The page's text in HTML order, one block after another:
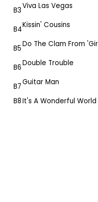
B3Viva Las Vegas
B4Kissin' Cousins
B5Do The Clam From
B6Double Trouble
B7Guitar Man
B8It's A Wonderful World